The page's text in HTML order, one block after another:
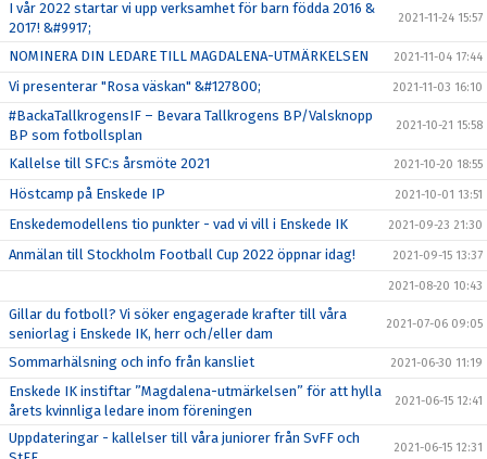
I vår 2022 startar vi upp verksamhet för barn födda 2016 &
2017! &#9917;
2021-11-24 15:57
NOMINERA DIN LEDARE TILL MAGDALENA-UTMÄRKELSEN 2021-11-04 17:44
Vi presenterar "Rosa väskan" &#127800; 2021-11-03 16:10
#BackaTallkrogensIF – Bevara Tallkrogens BP/Valsknopp
BP som fotbollsplan
2021-10-21 15:58
Kallelse till SFC:s årsmöte 2021 2021-10-20 18:55
Höstcamp på Enskede IP 2021-10-01 13:51
Enskedemodellens tio punkter - vad vi vill i Enskede IK 2021-09-23 21:30
Anmälan till Stockholm Football Cup 2022 öppnar idag! 2021-09-15 13:37
2021-08-20 10:43
Gillar du fotboll? Vi söker engagerade krafter till våra
seniorlag i Enskede IK, herr och/eller dam
2021-07-06 09:05
Sommarhälsning och info från kansliet 2021-06-30 11:19
Enskede IK instiftar ”Magdalena-utmärkelsen” för att hylla
årets kvinnliga ledare inom föreningen
2021-06-15 12:41
Uppdateringar - kallelser till våra juniorer från SvFF och
2021-06-15 12:31